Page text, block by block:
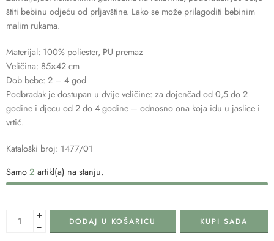
štiti bebinu odjeću od prljavštine. Lako se može prilagoditi bebinim
malim rukama.
Materijal: 100% poliester, PU premaz
Veličina: 85×42 cm
Dob bebe: 2 – 4 god
Podbradak je dostupan u dvije veličine: za dojenčad od 0,5 do 2
godine i djecu od 2 do 4 godine – odnosno ona koja idu u jaslice i
vrtić.
Kataloški broj: 1477/01
Samo2 artikl(a) na stanju.
+
−
DODAJ U KOŠARICU KUPI SADA